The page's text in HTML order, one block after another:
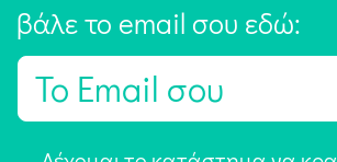
βάλε το email σου εδώ:
E